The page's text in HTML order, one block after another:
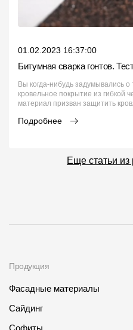
01.02.2023 16:37:00
Битумная сварка гонтов.
Вы когда-нибудь задумывались
кровельное покрытие из гибкой
материал призван защитить
Подробнее
Еще статьи
Продукция
Фасадные материалы
Сайдинг
Софиты